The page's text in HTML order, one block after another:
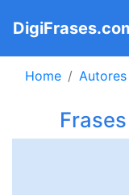
Home Autores